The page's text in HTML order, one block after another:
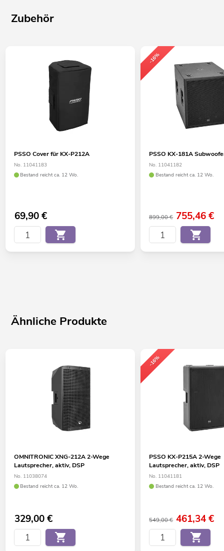
Zubehör
PSSO Cover für KX-P212A
No. 11041183
Bestand reicht ca. 12 Wo.
69,90€
-16%
PSSO KX-181A
No. 11041182
Bestand reicht ca. 12 Wo.
899,00 € 755,46€
Ähnliche Produkte
OMNITRONIC XNG-212A 2-Wege
Lautsprecher, aktiv, DSP
No. 11038074
Bestand reicht ca. 12 Wo.
329,00€
-16%
PSSO KX-P215A 2-Wege
Lautsprecher, aktiv, DSP
No. 11041181
Bestand reicht ca. 12 Wo.
549,00 € 461,34€